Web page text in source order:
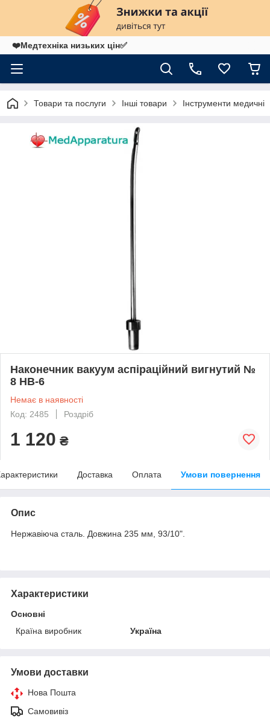
❤️Медтехніка низьких цін✅
Товари та послуги Інші товари Інструменти медичні
Наконечник вакуум аспіраційний вигнутий №
8 НВ-6
Немає в наявності
Код: 2485
Роздріб
1 120 ₴
Доставка Оплата Умови повернення
Опис
Нержавіюча сталь. Довжина 235 мм, 93/10".
Характеристики
Основні
Країна виробник
Україна
Умови доставки
Нова Пошта
Самовивіз